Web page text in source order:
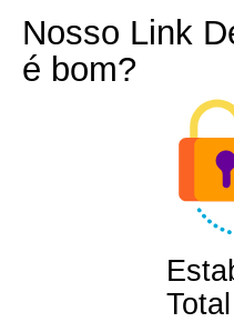
Nosso Link
é bom?
Total